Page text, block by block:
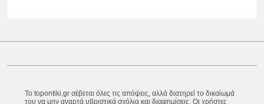
Το topontiki.gr σέβεται όλες τις απόψεις, αλλά διατηρεί το δικαίωμά
του να μην αναρτά υβριστικά σχόλια και διαφημίσεις. Οι χρήστες